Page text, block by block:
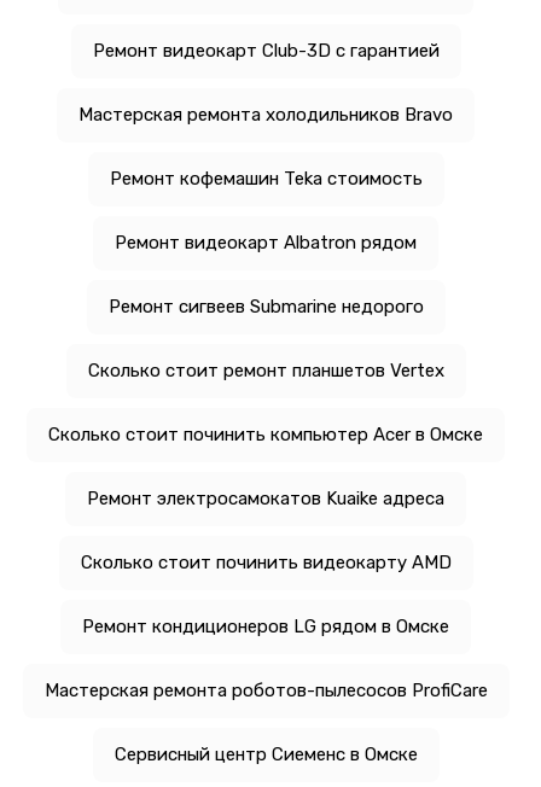
Ремонт видеокарт Club-3D с гарантией
Мастерская ремонта холодильников Bravo
Ремонт кофемашин Teka стоимость
Ремонт видеокарт Albatron рядом
Ремонт сигвеев Submarine недорого
Сколько стоит ремонт планшетов Vertex
Сколько стоит починить компьютер Acer в Омске
Ремонт электросамокатов Kuaike адреса
Сколько стоит починить видеокарту AMD
Ремонт кондиционеров LG рядом в Омске
Мастерская ремонта роботов-пылесосов ProfiCare
Сервисный центр Сиеменс в Омске